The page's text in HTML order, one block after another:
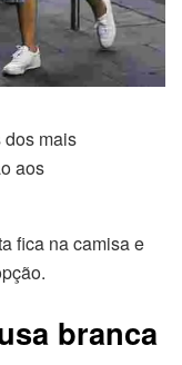
mais
aos
fica na camisa e
branca